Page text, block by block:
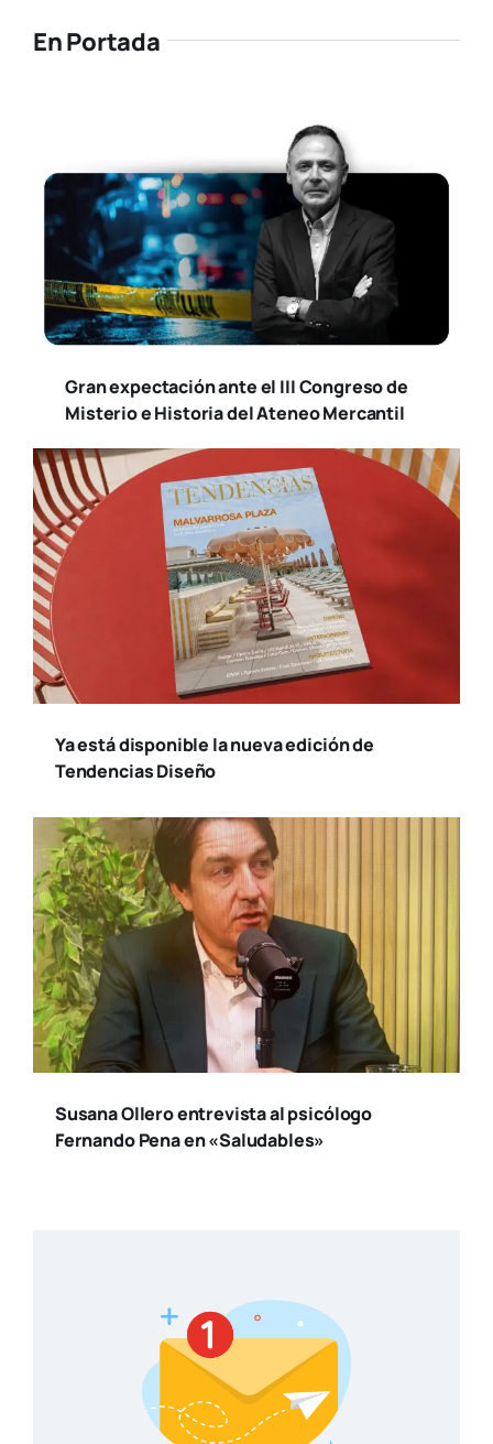
En Portada
Gran expectación ante el III Congreso de
Misterio e Historia del Ateneo Mercantil
Ya está disponible la nueva edición de
Tendencias Diseño
Susana Ollero entrevista al psicólogo
Fernando Pena en «Saludables»